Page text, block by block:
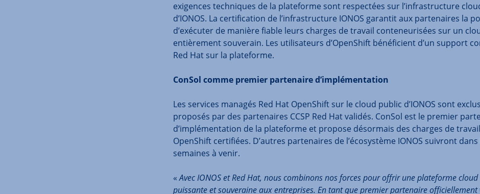
exigences techniques de la plateforme sont respectées sur l’infrastructure
d’IONOS. La certification de l’infrastructure IONOS garantit aux partenaires la
d’exécuter de manière fiable leurs charges de travail conteneurisées sur un
entièrement souverain. Les utilisateurs d’OpenShift bénéficient d’un support
Red Hat sur la plateforme.
ConSol comme premier partenaire d’implémentation
Les services managés Red Hat OpenShift sur le cloud public d’IONOS sont
proposés par des partenaires CCSP Red Hat validés. ConSol est le premier
d’implémentation de la plateforme et propose désormais des charges de travail
OpenShift certifiées. D’autres partenaires de l’écosystème IONOS suivront dans
semaines à venir.
«Avec IONOS et Red Hat, nous combinons nos forces pour offrir une plateforme cloud
puissante et souveraine aux entreprises. En tant que premier partenaire officiellement